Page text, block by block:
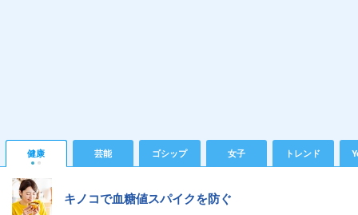
健康 芸能 ゴシップ 女子 トレンド
キノコで血糖値スパイクを防ぐ